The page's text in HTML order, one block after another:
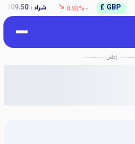
↘ شراء :309.50
DZD بيع :312.50
إعلان